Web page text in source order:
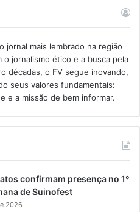
jornal mais lembrado na região
jornalismo ético e a busca pela
décadas, o FV segue inovando,
seus valores fundamentais:
e a missão de bem informar.​
confirmam presença no 1º
de Suinofest
2026